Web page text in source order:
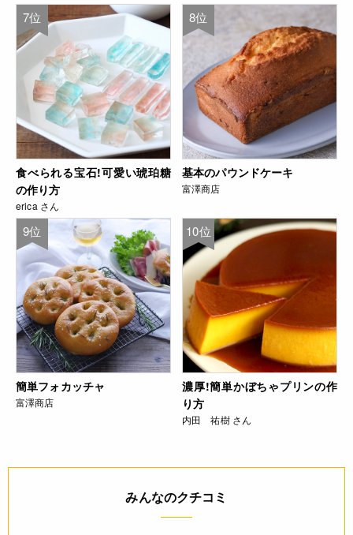
7位
食べられる宝石!可愛い琥珀糖
の作り方
erica さん
8位
基本のパウンドケーキ
富澤商店
9位
簡単フォカッチャ
富澤商店
10位
濃厚!簡単かぼちゃプリンの作
り方
内田 祐樹 さん
みんなのクチコミ